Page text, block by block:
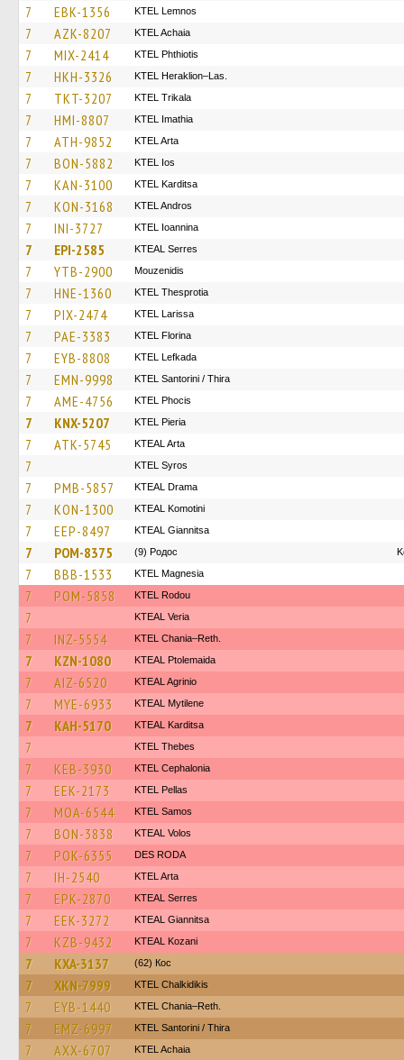
7 EBK-1356 KTEL Lemnos
7 AZK-8207 KTEL Achaia
7 MIX-2414 ΚΤΕL Phthiotis
7 HKH-3326 KTEL Heraklion–Las.
7 TKT-3207 ΚΤΕL Τrikala
7 HMI-8807 KTEL Imathia
7 ATH-9852 KTEL Arta
7 BON-5882 KTEL Ios
7 KAN-3100 ΚΤΕL Karditsa
7 KON-3168 KTEL Andros
7 INI-3727 KTEL Ioannina
7 EPI-2585 KTEAL Serres
7 YTB-2900 Mouzenidis
7 HNE-1360 KTEL Thesprotia
7 PIX-2474 KTEL Larissa
7 PAE-3383 KTEL Florina
7 EYB-8808 KTEL Lefkada
7 EMN-9998 KTEL Santorini / Thira
7 AME-4756 ΚΤΕL Phocis
7 KNX-5207 KTEL Pieria
7 ATK-5745 KTEAL Arta
7 KTEL Syros
7 PMB-5857 KTEAL Drama
7 KON-1300 KTEAL Komotini
7 EEP-8497 KTEAL Giannitsa
7 POM-8375 (9) Родос
7 BBB-1533 ΚΤΕL Magnesia
7 POM-5858 ΚΤΕL Rodou
7 KTEAL Veria
7 INZ-5554 KTEL Chania–Reth.
7 KZN-1080 KTEAL Ptolemaida
7 AIZ-6520 KTEAL Agrinio
7 MYE-6933 KTEAL Mytilene
7 KAH-5170 KTEAL Karditsa
7 KTEL Thebes
7 KEB-3930 KTEL Cephalonia
7 EEK-2173 KTEL Pellas
7 MOA-6544 KTEL Samos
7 BON-3838 KTEAL Volos
7 POK-6355 DES RODA
7 IH-2540 KTEL Arta
7 EPK-2870 KTEAL Serres
7 EEK-3272 KTEAL Giannitsa
7 KZB-9432 KTEAL Kozani
7 KXA-3137 (62) Кос
7 XKN-7999 ΚΤΕL Chalkidikis
7 EYB-1440 KTEL Chania–Reth.
7 EMZ-6997 KTEL Santorini / Thira
7 AXX-6707 KTEL Achaia